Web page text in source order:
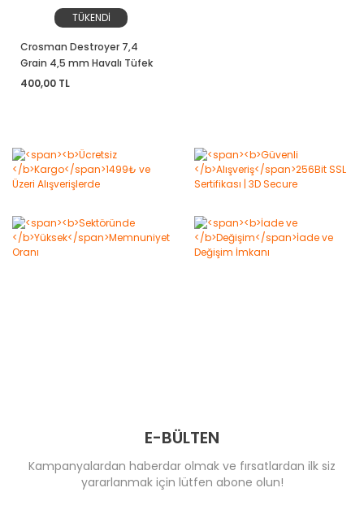
TÜKENDİ
Crosman Destroyer 7,4
Grain 4,5 mm Havalı Tüfek
Saçması
400,00 TL
E-BÜLTEN
Kampanyalardan haberdar olmak ve fırsatlardan ilk siz
yararlanmak için lütfen abone olun!